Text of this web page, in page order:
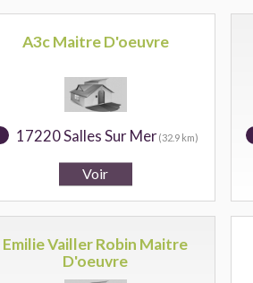
A3c Maitre D'oeuvre
17220 Salles Sur Mer(32.9 km)
Emilie Vailler Robin Maitre
D'oeuvre